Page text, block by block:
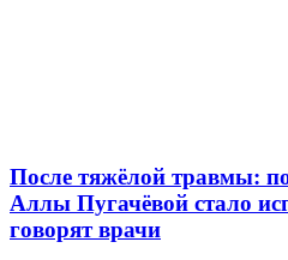
После тяжёлой травмы:
Аллы Пугачёвой стало
говорят врачи